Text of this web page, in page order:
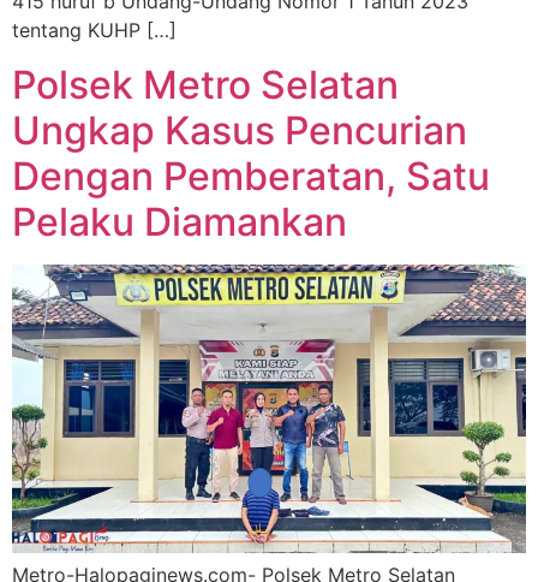
tentang KUHP […]
Polsek Metro Selatan
Ungkap Kasus Pencurian
Dengan Pemberatan, Satu
Pelaku Diamankan
Metro-Halopaginews.com- Polsek Metro Selatan